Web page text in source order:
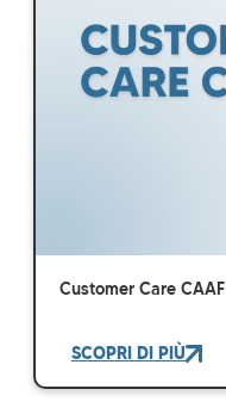
Customer Care CAAF
SCOPRI DI PIÙ